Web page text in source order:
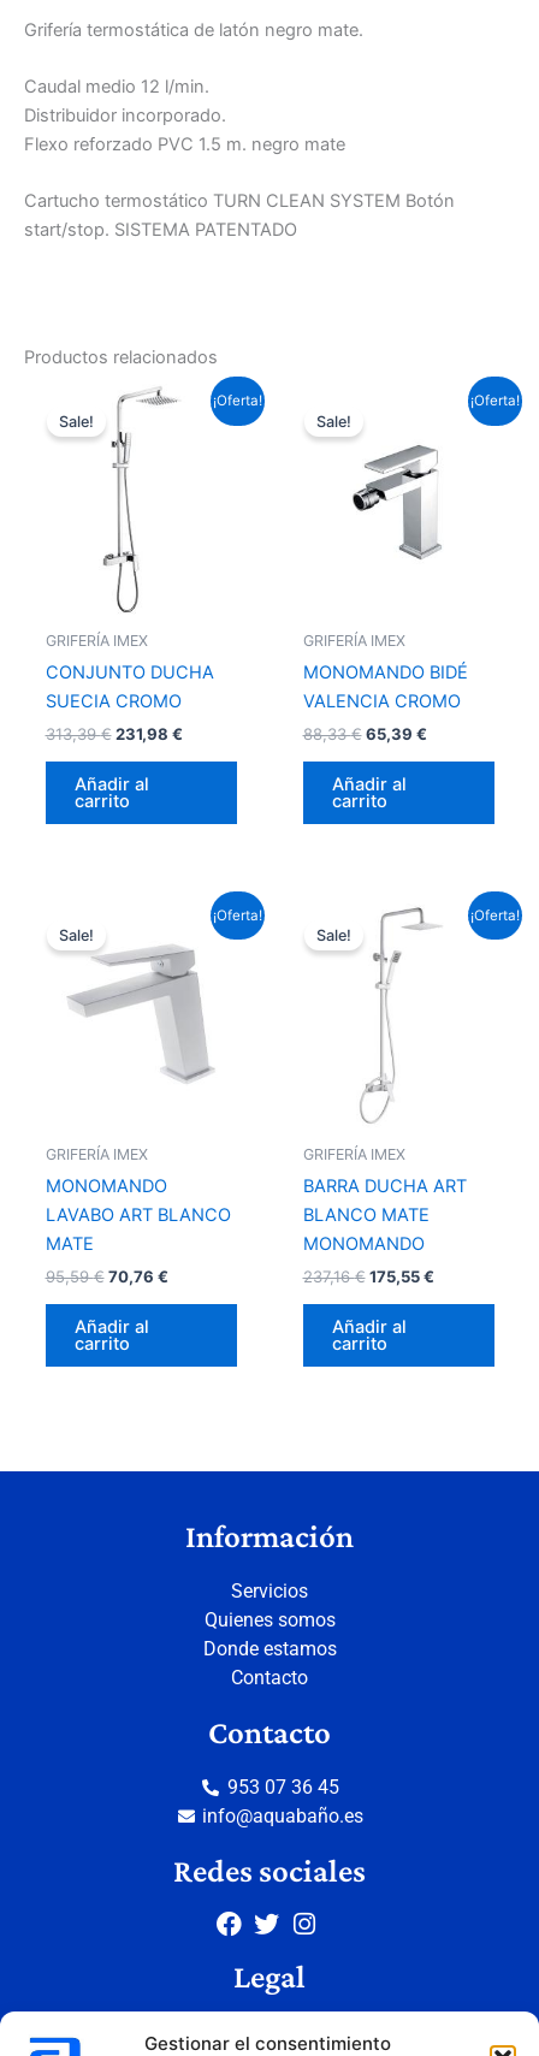
Gestionar el consentimiento
Grifería termostática de latón negro mate.
Caudal medio 12 l/min.
Distribuidor incorporado.
Flexo reforzado PVC 1.5 m. negro mate
Cartucho termostático TURN CLEAN SYSTEM Botón
start/stop. SISTEMA PATENTADO
Productos relacionados
¡Oferta!
Sale!
GRIFERÍA IMEX
CONJUNTO DUCHA
SUECIA CROMO
313,39€
El
original
era:
313,39 €.
231,98 €
precio
Añadir al
carrito
¡Oferta!
Sale!
GRIFERÍA IMEX
MONOMANDO BIDÉ
VALENCIA CROMO
88,33€
era:
88,33 €.
65,39 €
precio
es:
65,39 €.
Añadir al
carrito
¡Oferta!
Sale!
GRIFERÍA IMEX
MONOMANDO
LAVABO ART BLANCO
MATE
95,59€
original
era:
95,59 €.
70,76 €
precio
actual
es:
70,76 €.
Añadir al
carrito
¡Oferta!
Sale!
GRIFERÍA IMEX
BARRA DUCHA ART
BLANCO MATE
MONOMANDO
237,16€
precio
original
era:
237,16 €.
175,55€
precio
Añadir al
carrito
Información
Servicios
Quienes somos
Donde estamos
Contacto
Contacto
953 07 36 45
info@aquabaño.es
Redes sociales
Legal